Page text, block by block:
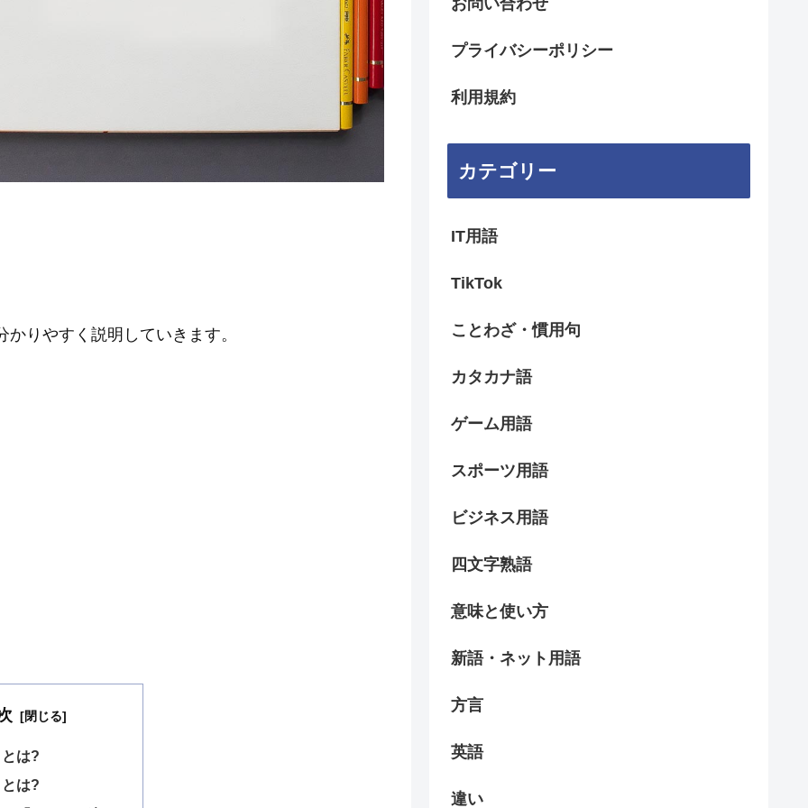
かりやすく説明していきます。
とは?
とは?
プライバシーポリシー
利用規約
カテゴリー
IT用語
TikTok
ことわざ・慣用句
カタカナ語
ゲーム用語
スポーツ用語
ビジネス用語
四文字熟語
意味と使い方
新語・ネット用語
方言
英語
違い